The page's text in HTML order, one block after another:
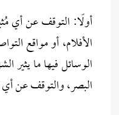
أولًا: التوقف عن أي
الأفلام، أو مواقع
الوسائل فيها ما يثير
البصر، والتوقف عن أي